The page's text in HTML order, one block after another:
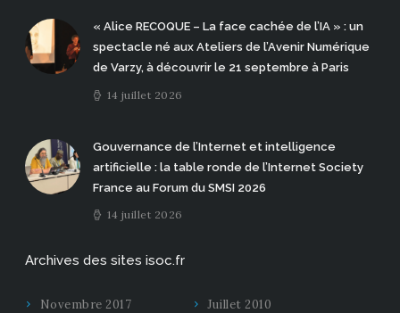
« Alice RECOQUE – La face cachée de l’IA » : un
spectacle né aux Ateliers de l’Avenir Numérique
de Varzy, à découvrir le 21 septembre à Paris
14 juillet 2026
Gouvernance de l’Internet et intelligence
artificielle : la table ronde de l’Internet Society
France au Forum du SMSI 2026
14 juillet 2026
Archives des sites isoc.fr
Novembre 2017 Juillet 2010